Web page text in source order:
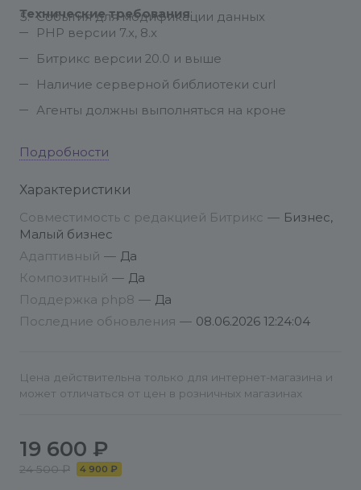
События для модификации данных
Технические требования:
PHP версии 7.x, 8.x
Битрикс версии 20.0 и выше
Наличие серверной библиотеки curl
Агенты должны выполняться на кроне
Подробности
Характеристики
Совместимость с редакцией Битрикс — Бизнес,
Малый бизнес
Адаптивный — Да
Композитный — Да
Поддержка php8 — Да
Последние обновления — 08.06.2026 12:24:04
Цена действительна только для интернет-магазина и
может отличаться от цен в розничных магазинах
19 600 ₽
24 500 ₽ 4 900 ₽